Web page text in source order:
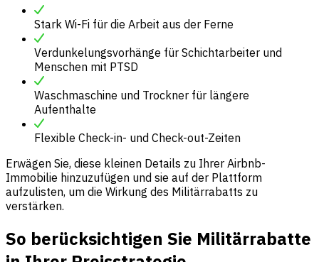
Stark Wi-Fi für die Arbeit aus der Ferne
Verdunkelungsvorhänge für Schichtarbeiter und
Menschen mit PTSD
Waschmaschine und Trockner für längere
Aufenthalte
Flexible Check-in- und Check-out-Zeiten
Erwägen Sie, diese kleinen Details zu Ihrer Airbnb-
Immobilie hinzuzufügen und sie auf der Plattform
aufzulisten, um die Wirkung des Militärrabatts zu
verstärken.
So berücksichtigen Sie Militärrabatte